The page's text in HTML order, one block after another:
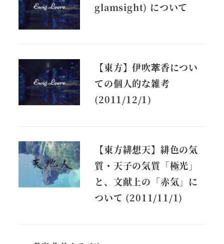
glamsight) について
【東方】伊吹萃香につい
ての個人的な雑考
(2011/12/1)
【東方緋想天】緋色の気
質・天子の気質「極光」
と、文献上の「赤気」に
ついて (2011/11/1)